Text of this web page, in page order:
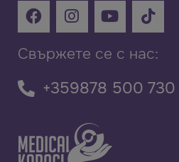
Свържете се с нас:
+359878 500 730